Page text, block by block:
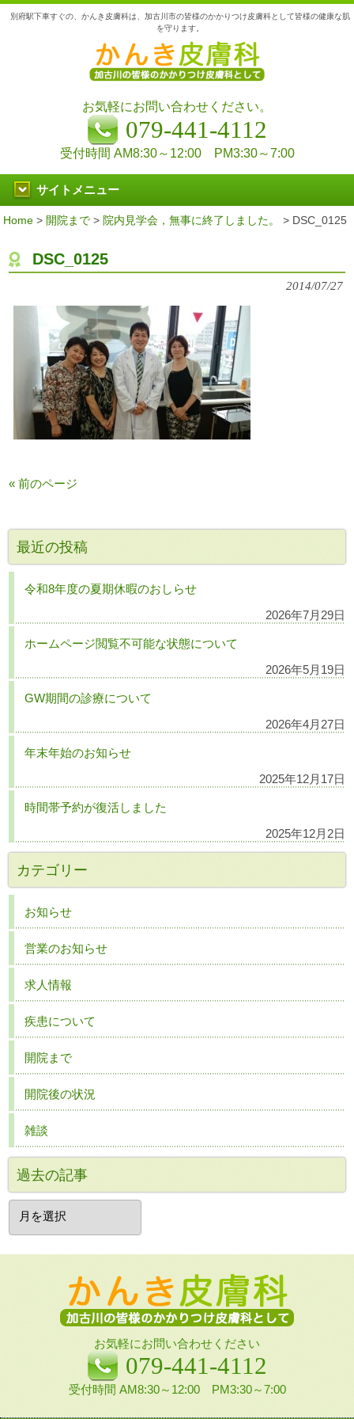
別府駅下車すぐの、かんき皮膚科は、加古川市の皆様のかかりつけ皮膚科として皆様の健康な肌
を守ります。
お気軽にお問い合わせください。
079-441-4112
受付時間 AM8:30～12:00 PM3:30～7:00
サイトメニュー
Home > 開院まで > 院内見学会，無事に終了しました。 > DSC_0125
DSC_0125
2014/07/27
« 前のページ
最近の投稿
令和8年度の夏期休暇のおしらせ
2026年7月29日
ホームページ閲覧不可能な状態について
2026年5月19日
GW期間の診療について
2026年4月27日
年末年始のお知らせ
2025年12月17日
時間帯予約が復活しました
2025年12月2日
カテゴリー
お知らせ
営業のお知らせ
求人情報
疾患について
開院まで
開院後の状況
雑談
過去の記事
去
お気軽にお問い合わせください
079-441-4112
受付時間 AM8:30～12:00 PM3:30～7:00